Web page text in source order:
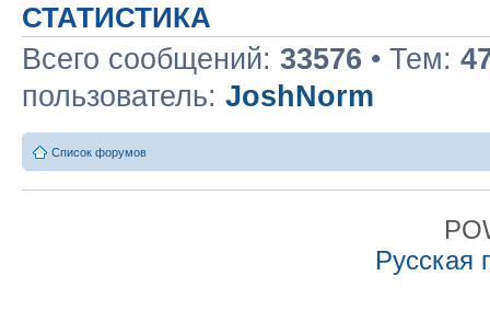
СТАТИСТИКА
Всего сообщений: 33576 • Тем:
пользователь: JoshNorm
Список форумов
Русская